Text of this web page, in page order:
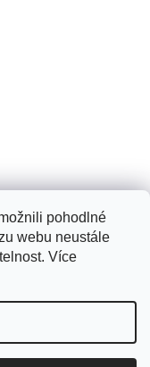
pohodlné
webu neustále
Více